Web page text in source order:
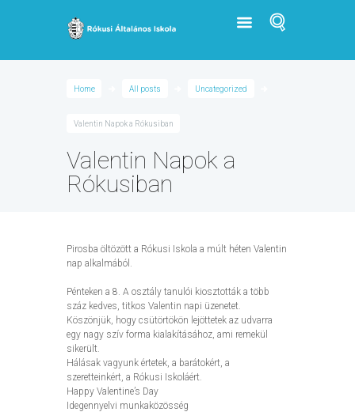
Home All posts Uncategorized
Valentin Napok a Rókusiban
Valentin Napok a
Rókusiban
Pirosba öltözött a Rókusi Iskola a múlt héten Valentin
nap alkalmából.
Pénteken a 8. A osztály tanulói kiosztották a több
száz kedves, titkos Valentin napi üzenetet.
Köszönjük, hogy csütörtökön lejöttetek az udvarra
egy nagy szív forma kialakításához, ami remekül
sikerült.
Hálásak vagyunk értetek, a barátokért, a
szeretteinkért, a Rókusi Iskoláért.
Happy Valentine’s Day
Idegennyelvi munkaközösség